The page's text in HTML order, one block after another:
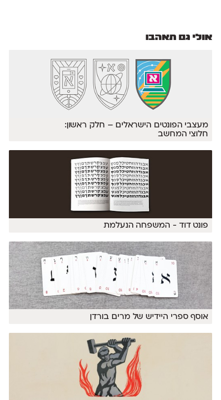
אולי גם תאהבו
מעצבי הפונטים הישראלים – חלק ראשון:
חלוצי המחשב
פונט דוד - המשפחה הנעלמת
אוסף ספרי היידיש של מרים בורדן